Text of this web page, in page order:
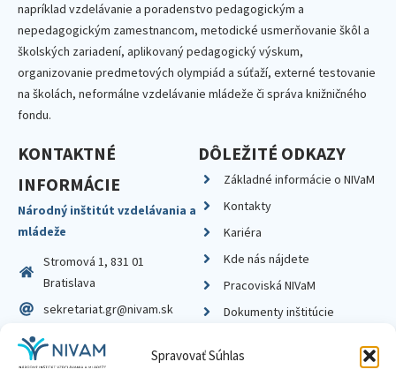
Spravovať Súhlas
napríklad vzdelávanie a poradenstvo pedagogickým a
nepedagogickým zamestnancom, metodické usmerňovanie škôl a
školských zariadení, aplikovaný pedagogický výskum,
organizovanie predmetových olympiád a súťaží, externé testovanie
na školách, neformálne vzdelávanie mládeže či správa knižničného
fondu.
KONTAKTNÉ
INFORMÁCIE
Národný inštitút vzdelávania a
mládeže
Stromová 1, 831 01
Bratislava
sekretariat.gr@nivam.sk
IČO: 00164348
DIČ: 2020798714
DÔLEŽITÉ ODKAZY
Základné informácie o NIVaM
Kontakty
Kariéra
Kde nás nájdete
Pracoviská NIVaM
Dokumenty inštitúcie